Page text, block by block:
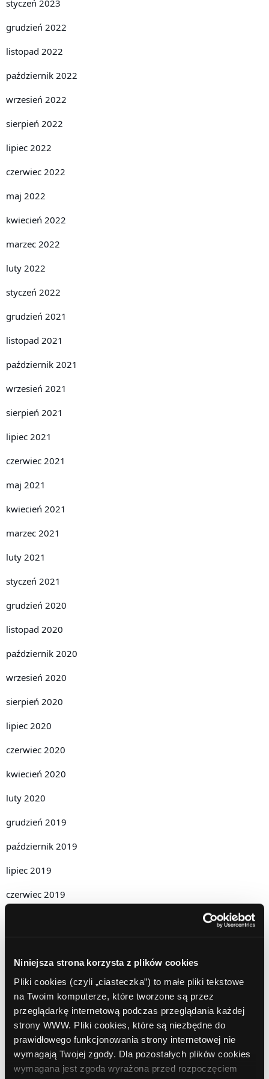
Niniejsza strona korzysta z plików cookies
Pliki cookies (czyli „ciasteczka”) to małe pliki tekstowe
na Twoim komputerze, które tworzone są przez
przeglądarkę internetową podczas przeglądania każdej
strony WWW. Pliki cookies, które są niezbędne do
prawidłowego funkcjonowania strony internetowej nie
wymagają Twojej zgody. Dla pozostałych plików cookies
wymagana jest zgoda wyrażona przed rozpoczęciem
styczeń 2023
grudzień 2022
listopad 2022
październik 2022
wrzesień 2022
sierpień 2022
lipiec 2022
czerwiec 2022
maj 2022
kwiecień 2022
marzec 2022
luty 2022
styczeń 2022
grudzień 2021
listopad 2021
październik 2021
wrzesień 2021
sierpień 2021
lipiec 2021
czerwiec 2021
maj 2021
kwiecień 2021
marzec 2021
luty 2021
styczeń 2021
grudzień 2020
listopad 2020
październik 2020
wrzesień 2020
sierpień 2020
lipiec 2020
czerwiec 2020
kwiecień 2020
luty 2020
grudzień 2019
październik 2019
lipiec 2019
czerwiec 2019
grudzień 2018
listopad 2018
październik 2018
wrzesień 2018
sierpień 2018